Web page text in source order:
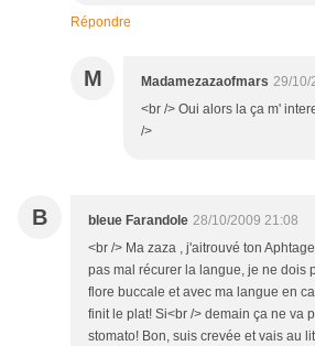
Répondre
M Madamezazaofmars 29/10/
<br /> Oui alors la ça m'
/>
B bleue Farandole 28/10/2009 21:08
<br /> Ma zaza , j'aitrouvé ton
pas mal récurer la langue, je ne dois
flore buccale et avec ma langue en
finit le plat! Si<br /> demain ça ne va
stomato! Bon, suis crevée et vais au